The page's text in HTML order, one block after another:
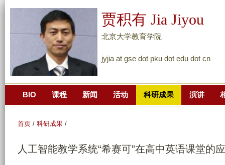
主
分
贾积有 Jia Jiyou
北京大学教育学院
jyjia at gse dot pku dot edu dot cn
BIO 课程 新闻 活动 科研成果 演讲
首页 / 科研成果 /
人工智能教学系统“希赛可”在高中英语课堂的